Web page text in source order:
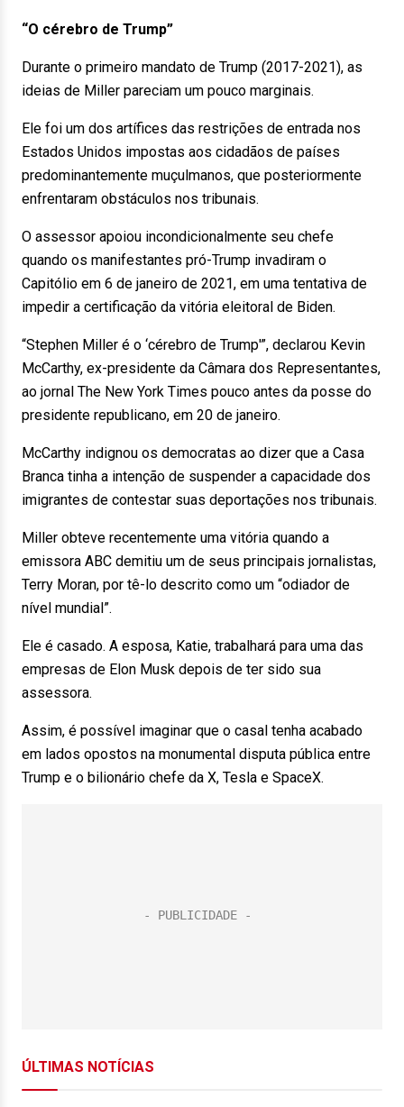
“O cérebro de Trump”
Durante o primeiro mandato de Trump (2017-2021), as
ideias de Miller pareciam um pouco marginais.
Ele foi um dos artífices das restrições de entrada nos
Estados Unidos impostas aos cidadãos de países
predominantemente muçulmanos, que posteriormente
enfrentaram obstáculos nos tribunais.
O assessor apoiou incondicionalmente seu chefe
quando os manifestantes pró-Trump invadiram o
Capitólio em 6 de janeiro de 2021, em uma tentativa de
impedir a certificação da vitória eleitoral de Biden.
“Stephen Miller é o ‘cérebro de Trump'”, declarou Kevin
McCarthy, ex-presidente da Câmara dos Representantes,
ao jornal The New York Times pouco antes da posse do
presidente republicano, em 20 de janeiro.
McCarthy indignou os democratas ao dizer que a Casa
Branca tinha a intenção de suspender a capacidade dos
imigrantes de contestar suas deportações nos tribunais.
Miller obteve recentemente uma vitória quando a
emissora ABC demitiu um de seus principais jornalistas,
Terry Moran, por tê-lo descrito como um “odiador de
nível mundial”.
Ele é casado. A esposa, Katie, trabalhará para uma das
empresas de Elon Musk depois de ter sido sua
assessora.
Assim, é possível imaginar que o casal tenha acabado
em lados opostos na monumental disputa pública entre
Trump e o bilionário chefe da X, Tesla e SpaceX.